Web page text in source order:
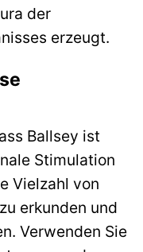
der
erzeugt.
Ballsey ist
Stimulation
Vielzahl von
erkunden und
Verwenden Sie